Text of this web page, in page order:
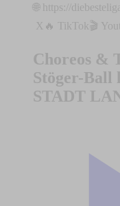
🌐 ⁠⁠⁠⁠⁠⁠⁠⁠⁠⁠⁠⁠⁠⁠⁠⁠⁠⁠⁠⁠⁠⁠⁠⁠⁠⁠⁠⁠⁠⁠⁠⁠⁠⁠⁠⁠⁠⁠⁠⁠⁠⁠⁠⁠⁠⁠⁠⁠⁠⁠⁠⁠⁠⁠⁠⁠⁠https://
⁠⁠⁠⁠⁠⁠⁠⁠⁠⁠⁠⁠⁠⁠⁠⁠⁠⁠⁠⁠⁠⁠⁠⁠⁠⁠⁠⁠⁠⁠⁠⁠⁠⁠⁠⁠⁠⁠⁠⁠⁠⁠⁠⁠⁠⁠⁠⁠⁠⁠⁠⁠⁠⁠⁠⁠⁠⁠⁠⁠⁠⁠⁠⁠⁠⁠⁠⁠⁠⁠⁠⁠⁠⁠⁠⁠⁠⁠⁠⁠⁠⁠⁠⁠⁠⁠⁠⁠⁠⁠X⁠⁠⁠⁠⁠⁠⁠⁠⁠⁠⁠⁠⁠⁠⁠⁠⁠⁠⁠⁠⁠⁠⁠⁠⁠⁠⁠⁠⁠⁠⁠⁠⁠⁠⁠⁠⁠⁠⁠⁠⁠⁠⁠⁠⁠⁠⁠⁠⁠⁠⁠⁠⁠⁠⁠⁠⁠⁠⁠⁠⁠⁠⁠⁠⁠⁠🔥 ⁠⁠⁠⁠⁠⁠⁠⁠⁠⁠⁠⁠⁠⁠⁠⁠⁠⁠⁠⁠⁠⁠⁠⁠⁠⁠⁠⁠⁠⁠⁠⁠⁠⁠⁠⁠⁠⁠⁠⁠⁠⁠⁠⁠⁠⁠⁠⁠⁠⁠⁠⁠⁠⁠⁠⁠⁠⁠⁠⁠⁠⁠⁠⁠⁠⁠⁠⁠⁠⁠⁠⁠⁠⁠⁠⁠⁠⁠⁠⁠⁠⁠⁠⁠⁠⁠⁠TikTok⁠⁠⁠⁠⁠⁠⁠⁠⁠⁠⁠⁠⁠⁠⁠⁠⁠⁠⁠⁠⁠⁠⁠⁠⁠⁠⁠⁠⁠⁠⁠⁠⁠⁠⁠⁠⁠⁠⁠⁠⁠⁠⁠⁠⁠⁠⁠⁠⁠⁠⁠⁠⁠⁠⁠⁠⁠⁠⁠⁠⁠⁠⁠⁠⁠⁠⁠⁠⁠⁠⁠⁠⁠⁠⁠⁠⁠⁠⁠⁠⁠⁠⁠⁠⁠⁠⁠🎬
Choreos &
Stöger-Ball
STADT